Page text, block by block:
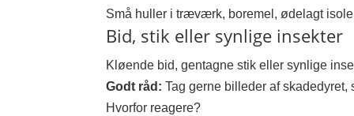
Små huller i træværk, boremel, ødelagt
Bid, stik eller synlige insekter
Kløende bid, gentagne stik eller synlige
Godt råd: Tag gerne billeder af
Hvorfor reagere?